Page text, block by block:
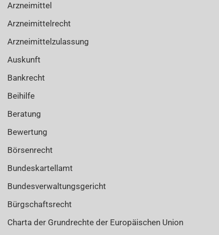
Arzneimittel
Arzneimittelrecht
Arzneimittelzulassung
Auskunft
Bankrecht
Beihilfe
Beratung
Bewertung
Börsenrecht
Bundeskartellamt
Bundesverwaltungsgericht
Bürgschaftsrecht
Charta der Grundrechte der Europäischen Union